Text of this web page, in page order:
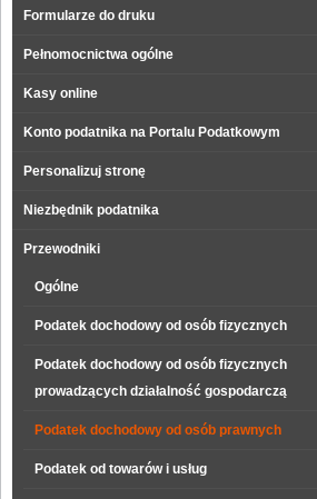
Formularze do druku
Pełnomocnictwa ogólne
Kasy online
Konto podatnika na Portalu Podatkowym
Personalizuj stronę
Niezbędnik podatnika
Przewodniki
Ogólne
Podatek dochodowy od osób fizycznych
Podatek dochodowy od osób fizycznych
prowadzących działalność gospodarczą
Podatek dochodowy od osób prawnych
Podatek od towarów i usług